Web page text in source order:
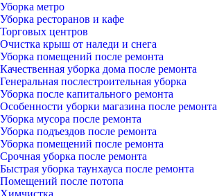
Уборка метро
Уборка ресторанов и кафе
Торговых центров
Очистка крыш от наледи и снега
Уборка помещений после ремонта
Качественная уборка дома после ремонта
Генеральная послестроительная уборка
Уборка после капитального ремонта
Особенности уборки магазина после ремонта
Уборка мусора после ремонта
Уборка подъездов после ремонта
Уборка помещений после ремонта
Срочная уборка после ремонта
Быстрая уборка таунхауса после ремонта
Помещений после потопа
Химчистка